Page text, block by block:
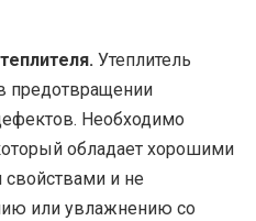
Утеплитель
предотвращении
Необходимо
обладает хорошими
и не
или увлажнению со